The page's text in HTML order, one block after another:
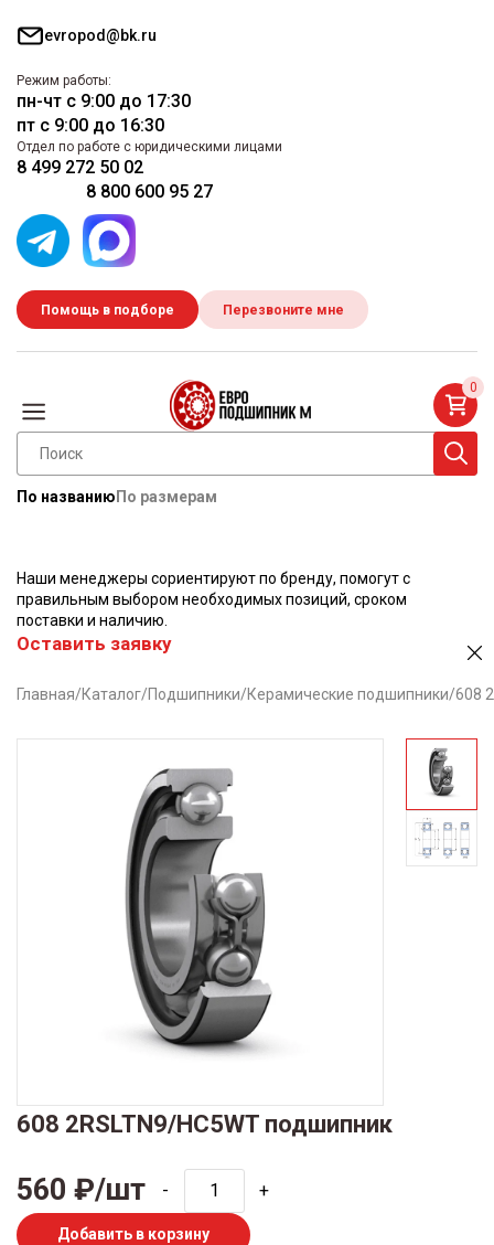
evropod@bk.ru
Режим работы:
пн-чт с 9:00 до 17:30
пт с 9:00 до 16:30
Отдел по работе с юридическими лицами
8 499 272 50 02
8 800 600 95 27
Помощь в подборе Перезвоните мне
По названию По размерам
0
Наши менеджеры сориентируют по бренду, помогут с
правильным выбором необходимых позиций, сроком
поставки и наличию.
Оставить заявку
Главная/Каталог/Подшипники/Керамические подшипники/608
608 2RSLTN9/HC5WT подшипник
560 ₽/шт - +
Добавить в корзину